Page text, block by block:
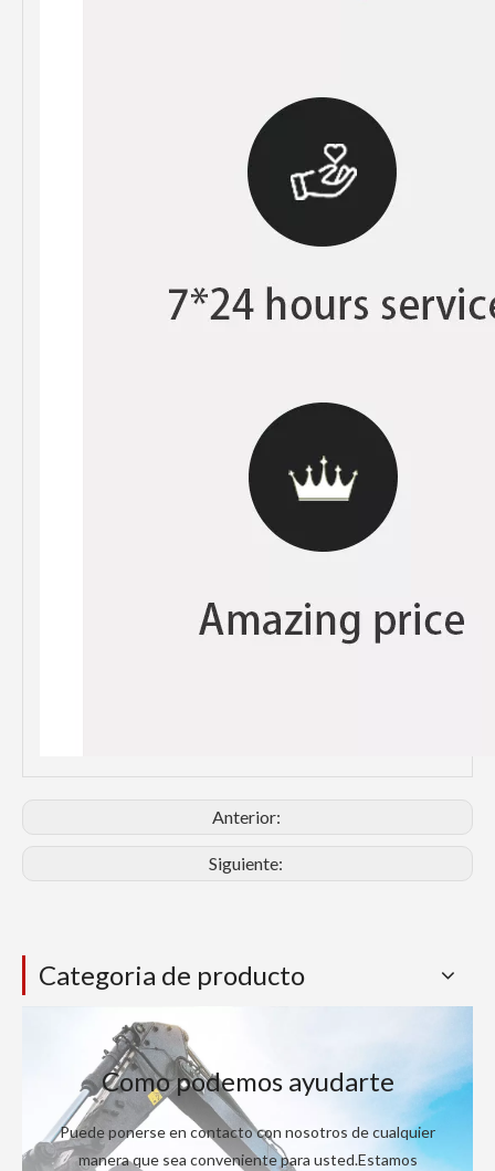
Anterior:
Siguiente:
Categoria de producto
Como podemos ayudarte
Puede ponerse en contacto con nosotros de cualquier
manera que sea conveniente para usted.Estamos